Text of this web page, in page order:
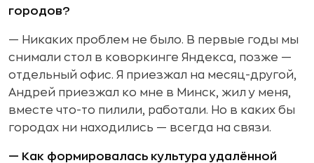
городов?
— Никаких проблем не было. В первые годы мы
снимали стол в коворкинге Яндекса, позже —
отдельный офис. Я приезжал на месяц-другой,
Андрей приезжал ко мне в Минск, жил у меня,
вместе что-то пилили, работали. Но в каких бы
городах ни находились — всегда на связи.
— Как формировалась культура удалённой